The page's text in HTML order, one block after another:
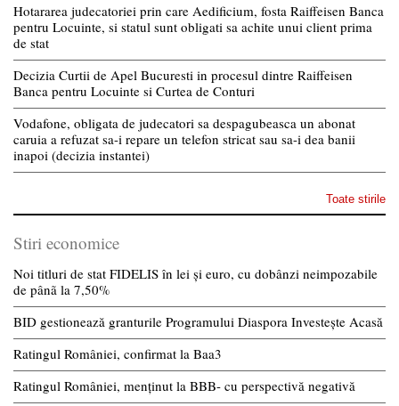
Hotararea judecatoriei prin care Aedificium, fosta Raiffeisen Banca
pentru Locuinte, si statul sunt obligati sa achite unui client prima
de stat
Decizia Curtii de Apel Bucuresti in procesul dintre Raiffeisen
Banca pentru Locuinte si Curtea de Conturi
Vodafone, obligata de judecatori sa despagubeasca un abonat
caruia a refuzat sa-i repare un telefon stricat sau sa-i dea banii
inapoi (decizia instantei)
Toate stirile
Stiri economice
Noi titluri de stat FIDELIS în lei și euro, cu dobânzi neimpozabile
de pânã la 7,50%
BID gestionează granturile Programului Diaspora Investește Acasă
Ratingul României, confirmat la Baa3
Ratingul României, menținut la BBB- cu perspectivă negativă